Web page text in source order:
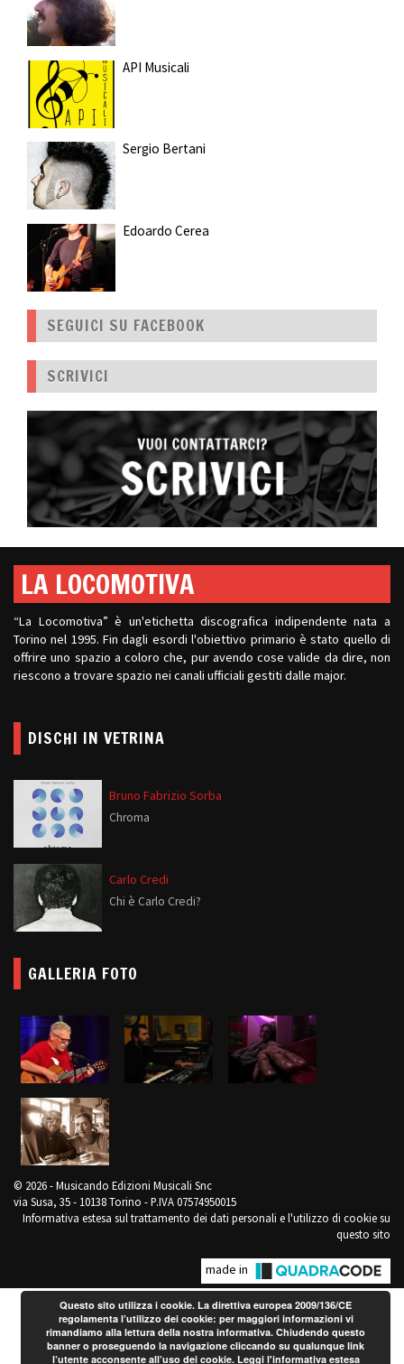
API Musicali
Sergio Bertani
Edoardo Cerea
SEGUICI SU FACEBOOK
SCRIVICI
LA LOCOMOTIVA
“La Locomotiva” è un'etichetta discografica indipendente nata a
Torino nel 1995. Fin dagli esordi l'obiettivo primario è stato quello di
offrire uno spazio a coloro che, pur avendo cose valide da dire, non
riescono a trovare spazio nei canali ufficiali gestiti dalle major.
DISCHI IN VETRINA
Bruno Fabrizio Sorba
Chroma
Carlo Credi
Chi è Carlo Credi?
GALLERIA FOTO
© 2026 - Musicando Edizioni Musicali Snc
via Susa, 35 - 10138 Torino - P.IVA 07574950015
Informativa estesa sul trattamento dei dati personali e l'utilizzo di cookie su
questo sito
made in
Questo sito utilizza i cookie. La direttiva europea 2009/136/CE
regolamenta l’utilizzo dei cookie: per maggiori informazioni vi
rimandiamo alla lettura della nostra informativa. Chiudendo questo
banner o proseguendo la navigazione cliccando su qualunque link
l’utente acconsente all’uso dei cookie. Leggi l'informativa estesa